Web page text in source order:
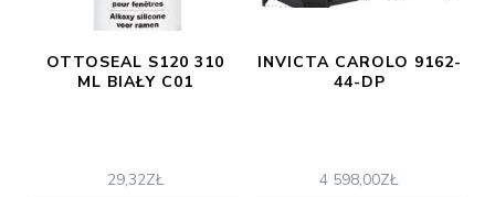
OTTOSEAL S120 310
ML BIAŁY C01
29,32ZŁ
INVICTA CAROLO 9162-
44-DP
4 598,00ZŁ